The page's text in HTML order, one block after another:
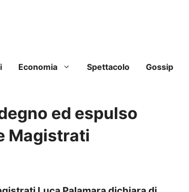
Economia Spettacolo Gossip
ed espulso
Magistrati